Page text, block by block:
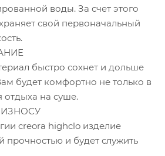
воды. За счет этого
свой первоначальный
быстро сохнет и дольше
будет комфортно не только в
отдыха на суше.
creora highclo изделие
прочностью и будет служить